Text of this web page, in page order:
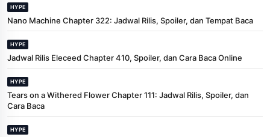
HYPE
Nano Machine Chapter 322: Jadwal Rilis, Spoiler, dan Tempat Baca
HYPE
Jadwal Rilis Eleceed Chapter 410, Spoiler, dan Cara Baca Online
HYPE
Tears on a Withered Flower Chapter 111: Jadwal Rilis, Spoiler, dan
Cara Baca
HYPE